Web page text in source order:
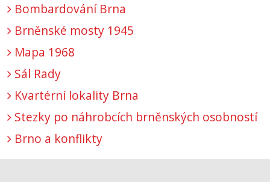
Bombardování Brna
Brněnské mosty 1945
Mapa 1968
Sál Rady
Kvartérní lokality Brna
Stezky po náhrobcích brněnských osobností
Brno a konflikty